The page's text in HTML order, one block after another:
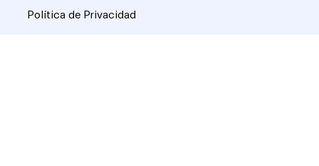
Política de Privacidad